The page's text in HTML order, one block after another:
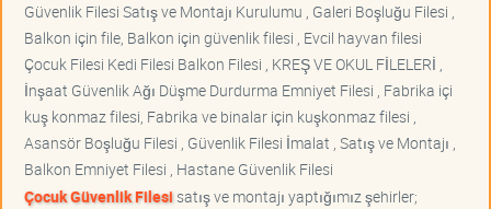
Güvenlik Filesi Satış ve Montajı Kurulumu , Galeri Boşluğu Filesi ,
Balkon için file, Balkon için güvenlik filesi , Evcil hayvan filesi
Çocuk Filesi Kedi Filesi Balkon Filesi , KREŞ VE OKUL FİLELERİ ,
İnşaat Güvenlik Ağı Düşme Durdurma Emniyet Filesi , Fabrika içi
kuş konmaz filesi, Fabrika ve binalar için kuşkonmaz filesi ,
Asansör Boşluğu Filesi , Güvenlik Filesi İmalat , Satış ve Montajı ,
Balkon Emniyet Filesi , Hastane Güvenlik Filesi
Çocuk Güvenlik Filesisatış ve montajı yaptığımız şehirler;